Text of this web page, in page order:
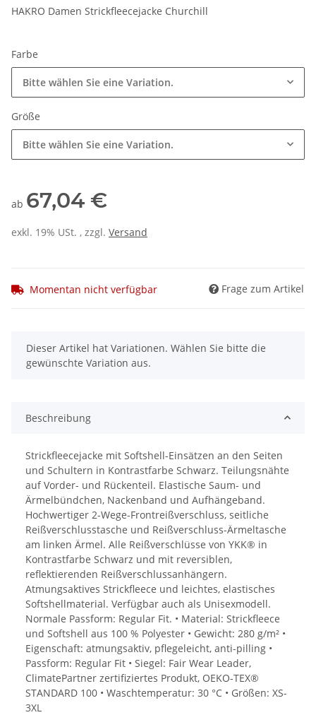
HAKRO Damen Strickfleecejacke Churchill
Farbe
Bitte wählen Sie eine Variation.
Größe
Bitte wählen Sie eine Variation.
ab 67,04 €
exkl. 19% USt. , zzgl. Versand
Momentan nicht verfügbar Frage zum Artikel
x
Dieser Artikel hat Variationen. Wählen Sie bitte die
gewünschte Variation aus.
Beschreibung
Strickfleecejacke mit Softshell-Einsätzen an den Seiten
und Schultern in Kontrastfarbe Schwarz. Teilungsnähte
auf Vorder- und Rückenteil. Elastische Saum- und
Ärmelbündchen, Nackenband und Aufhängeband.
Hochwertiger 2-Wege-Frontreißverschluss, seitliche
Reißverschlusstasche und Reißverschluss-Ärmeltasche
am linken Ärmel. Alle Reißverschlüsse von YKK® in
Kontrastfarbe Schwarz und mit reversiblen,
reflektierenden Reißverschlussanhängern.
Atmungsaktives Strickfleece und leichtes, elastisches
Softshellmaterial. Verfügbar auch als Unisexmodell.
Normale Passform: Regular Fit. • Material: Strickfleece
und Softshell aus 100 % Polyester • Gewicht: 280 g/m² •
Eigenschaft: atmungsaktiv, pflegeleicht, anti-pilling •
Passform: Regular Fit • Siegel: Fair Wear Leader,
ClimatePartner zertifiziertes Produkt, OEKO-TEX®
STANDARD 100 • Waschtemperatur: 30 °C • Größen: XS-
3XL